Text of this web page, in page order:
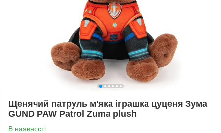
Щенячий патруль м'яка іграшка цуценя Зума
GUND PAW Patrol Zuma plush
В наявності